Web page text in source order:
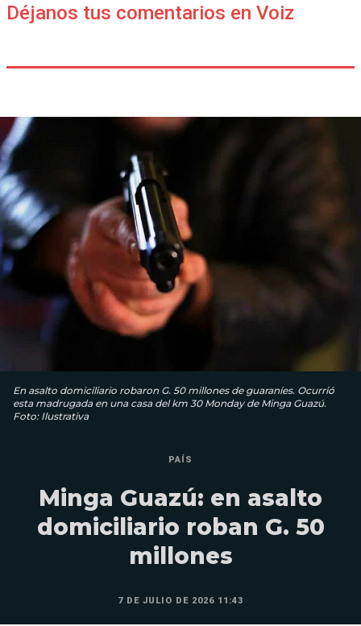
Déjanos tus comentarios en Voiz
En asalto domiciliario robaron G. 50 millones de guaraníes. Ocurrió
esta madrugada en una casa del km 30 Monday de Minga Guazú.
Foto: Ilustrativa
PAÍS
Minga Guazú: en asalto
domiciliario roban G. 50
millones
7 DE JULIO DE 2026 11:43